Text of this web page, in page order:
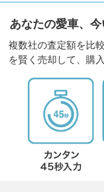
あなたの愛車、今
複数社の査定額を比
を賢く売却して、購